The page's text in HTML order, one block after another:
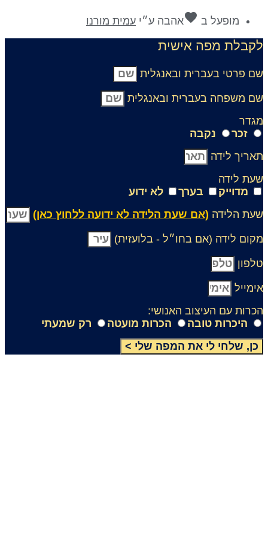
מופעל בfavoriteאהבהע״יעמית מורנו
מפה אישית
פרטי בעברית ובאנגלית
משפחה בעברית ובאנגלית
זכר
נקבה
לידה
לידה
מדוייק
בערך
לא ידוע
הלידה(אם שעת הלידה לא ידועה ללחוץ כאן)
לידה (אם בחו״ל - בלועזית)
עם העיצוב האנושי:
היכרות טובה
הכרות מועטה
רק שמעתי
כן, שלחי לי את המפה שלי >